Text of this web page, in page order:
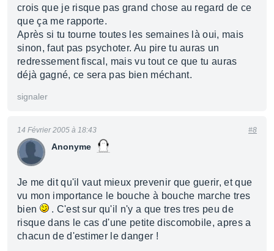
crois que je risque pas grand chose au regard de ce
que ça me rapporte.
Après si tu tourne toutes les semaines là oui, mais
sinon, faut pas psychoter. Au pire tu auras un
redressement fiscal, mais vu tout ce que tu auras
déjà gagné, ce sera pas bien méchant.
signaler
Anonyme
14 Février 2005 à 18:43 #8
Je me dit qu'il vaut mieux prevenir que guerir, et que
vu mon importance le bouche à bouche marche tres
bien
. C'est sur qu'il n'y a que tres tres peu de
risque dans le cas d'une petite discomobile, apres a
chacun de d'estimer le danger !